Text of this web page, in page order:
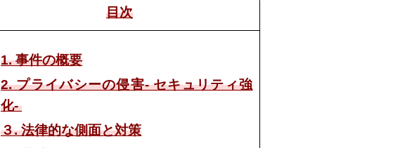
目次
1. 事件の概要
2. プライバシーの侵害- セキュリティ強
化-
３. 法律的な側面と対策